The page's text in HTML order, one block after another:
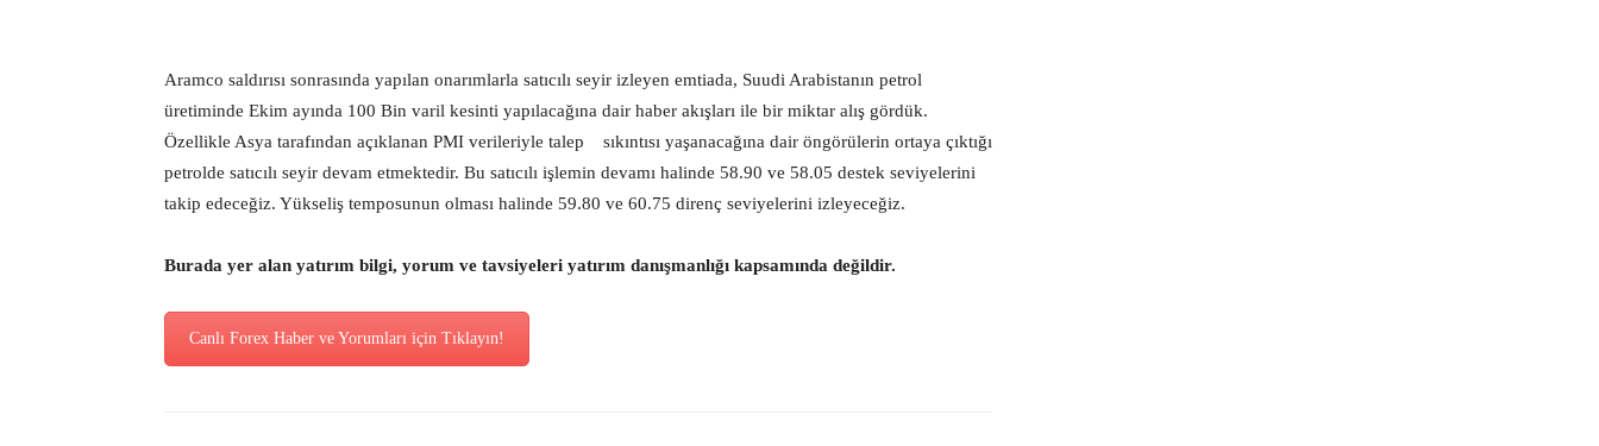
Aramco saldırısı sonrasında yapılan onarımlarla satıcılı seyir izleyen emtiada, Suudi Arabistanın petrol
üretiminde Ekim ayında 100 Bin varil kesinti yapılacağına dair haber akışları ile bir miktar alış gördük.
Özellikle Asya tarafından açıklanan PMI verileriyle talep sıkıntısı yaşanacağına dair öngörülerin ortaya çıktığı
petrolde satıcılı seyir devam etmektedir. Bu satıcılı işlemin devamı halinde 58.90 ve 58.05 destek seviyelerini
takip edeceğiz. Yükseliş temposunun olması halinde 59.80 ve 60.75 direnç seviyelerini izleyeceğiz.
Burada yer alan yatırım bilgi, yorum ve tavsiyeleri yatırım danışmanlığı kapsamında değildir.
Canlı Forex Haber ve Yorumları için Tıklayın!